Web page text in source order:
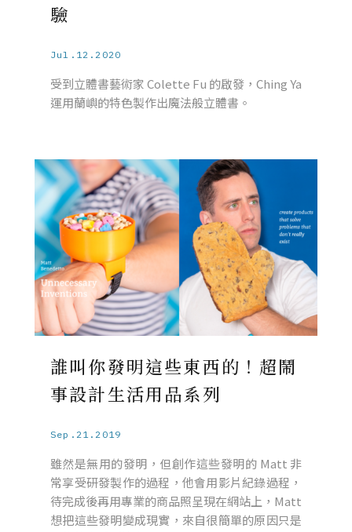
驗
Jul.12.2020
受到立體書藝術家 Colette Fu 的啟發，Ching Ya
運用蘭嶼的特色製作出魔法般立體書。
誰叫你發明這些東西的！超鬧
事設計生活用品系列
Sep.21.2019
雖然是無用的發明，但創作這些發明的 Matt 非
常享受研發製作的過程，他會用影片紀錄過程，
待完成後再用專業的商品照呈現在網站上，Matt
想把這些發明變成現實，來自很簡單的原因只是